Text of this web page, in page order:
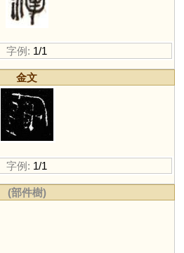
字例: 1/1
金文
字例: 1/1
(部件樹)